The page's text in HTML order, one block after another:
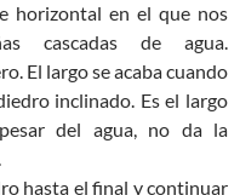
horizontal en el que nos
cascadas de agua.
El largo se acaba cuando
inclinado. Es el largo
del agua, no da la
hasta el final y continuar